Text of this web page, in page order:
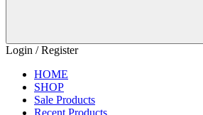
Login / Register
HOME
SHOP
Sale Products
Recent Products